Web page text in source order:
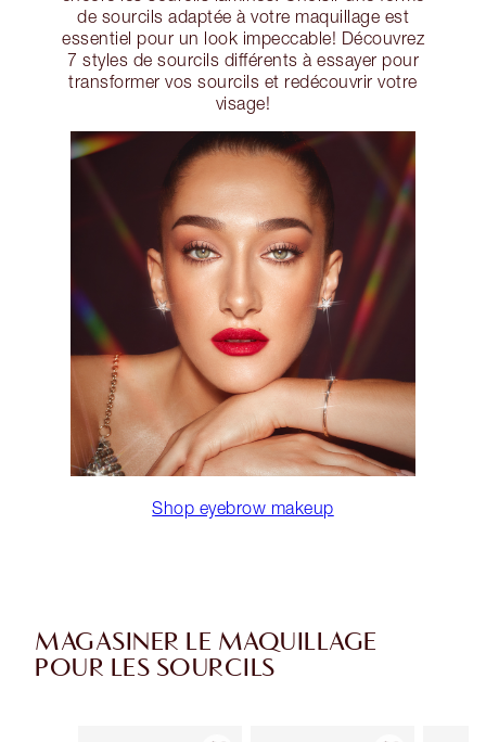
de sourcils adaptée à votre maquillage est
essentiel pour un look impeccable! Découvrez
7 styles de sourcils différents à essayer pour
transformer vos sourcils et redécouvrir votre
visage!
Shop eyebrow makeup
MAGASINER LE MAQUILLAGE
POUR LES SOURCILS